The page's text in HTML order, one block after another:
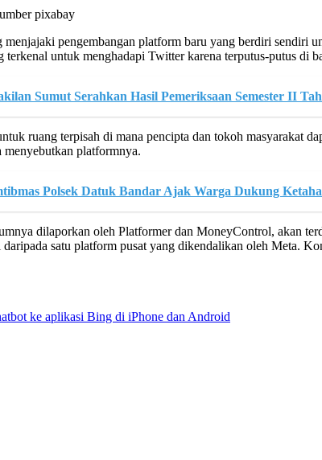
pixabay
pengembangan platform baru yang berdiri sendiri
terkenal untuk menghadapi Twitter karena terputus-putus di
Sumut Serahkan Hasil Pemeriksaan Semester II
ruang terpisah di mana pencipta dan tokoh masyarakat
platformnya.
Polsek Datuk Bandar Ajak Warga Dukung
dilaporkan oleh Platformer dan MoneyControl, akan
daripada satu platform pusat yang dikendalikan oleh Meta.
ke aplikasi Bing di iPhone dan Android